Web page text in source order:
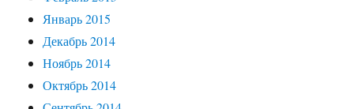
Январь 2015
Декабрь 2014
Ноябрь 2014
Октябрь 2014